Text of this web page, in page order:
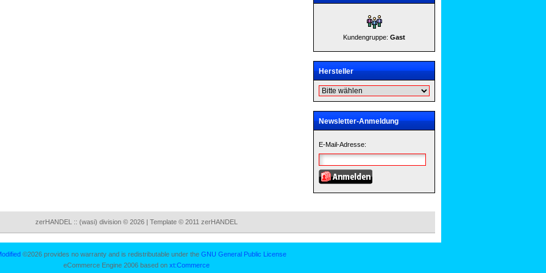
Kundengruppe: Gast
Hersteller
Newsletter-Anmeldung
E-Mail-Adresse:
zerHANDEL :: (wasi) division © 2026 | Template © 2011 zerHANDEL
©2026 provides no warranty and is redistributable under the GNU General Public License
eCommerce Engine 2006 based on xt:Commerce